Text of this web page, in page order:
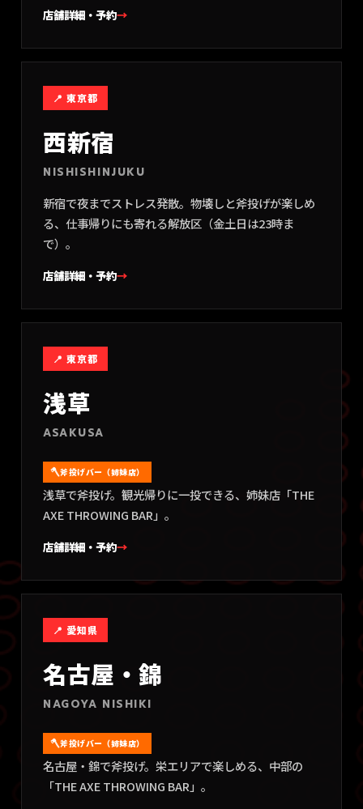
店舗詳細・予約→
📍 東京都
西新宿
NISHISHINJUKU
新宿で夜までストレス発散。物壊しと斧投げが楽しめ
る、仕事帰りにも寄れる解放区（金土日は23時ま
で）。
店舗詳細・予約→
📍 東京都
浅草
ASAKUSA
斧投げバー（姉妹店）
浅草で斧投げ。観光帰りに一投できる、姉妹店「THE
AXE THROWING BAR」。
店舗詳細・予約→
📍 愛知県
名古屋・錦
NAGOYA NISHIKI
斧投げバー（姉妹店）
名古屋・錦で斧投げ。栄エリアで楽しめる、中部の
「THE AXE THROWING BAR」。